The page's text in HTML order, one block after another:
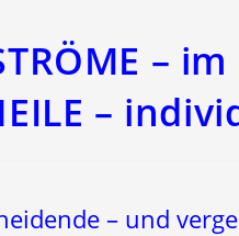
–
–
– und